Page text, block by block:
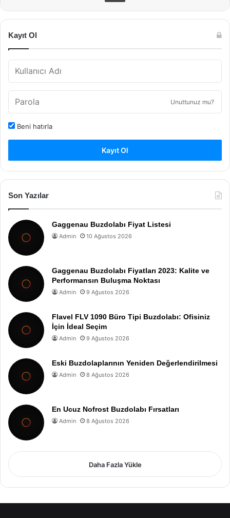
Kayıt Ol
Unuttunuz mu?
Beni hatırla
Kayıt Ol
Son Yazılar
Gaggenau Buzdolabı Fiyat Listesi
Admin 10 Ağustos 2026
Gaggenau Buzdolabı Fiyatları 2023: Kalite ve
Performansın Buluşma Noktası
Admin 9 Ağustos 2026
Flavel FLV 1090 Büro Tipi Buzdolabı: Ofisiniz
İçin İdeal Seçim
Admin 9 Ağustos 2026
Eski Buzdolaplarının Yeniden Değerlendirilmesi
Admin 8 Ağustos 2026
En Ucuz Nofrost Buzdolabı Fırsatları
Admin 8 Ağustos 2026
Daha Fazla Yükle